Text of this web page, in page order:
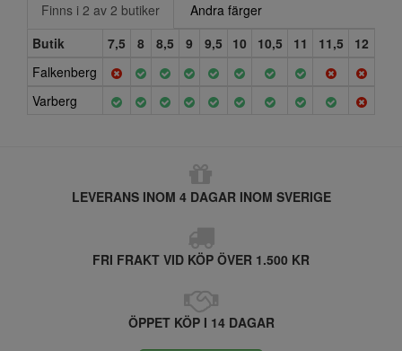
Finns i 2 av 2 butiker
Andra färger
Butik
7,5 8 8,5 9 9,5 10 10,5 11 11,5
12
Falkenberg
Varberg
LEVERANS INOM 4 DAGAR INOM SVERIGE
FRI FRAKT VID KÖP ÖVER 1.500 KR
ÖPPET KÖP I 14 DAGAR